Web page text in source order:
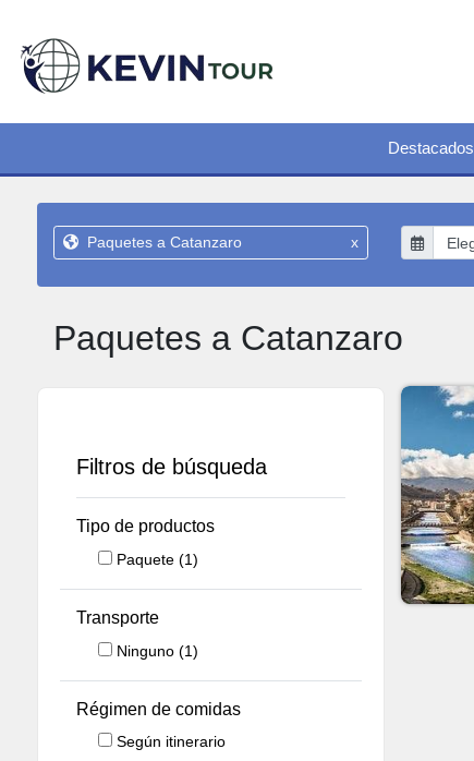
Destacados
Paquetes a Catanzaro x
Paquetes a Catanzaro
Filtros de búsqueda
Tipo de productos
Paquete (1)
Transporte
Ninguno (1)
Régimen de comidas
Según itinerario